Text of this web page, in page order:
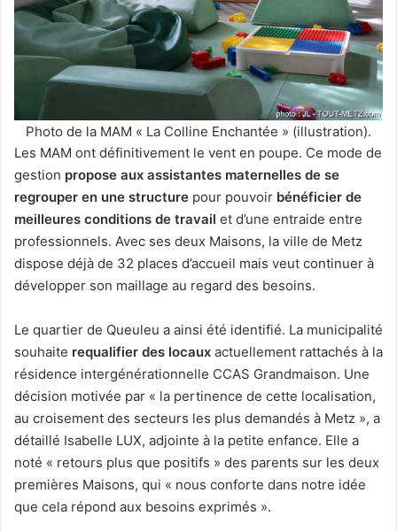
Photo de la MAM « La Colline Enchantée » (illustration).
Les MAM ont définitivement le vent en poupe. Ce mode de
gestion propose aux assistantes maternelles de se
regrouper en une structure pour pouvoir bénéficier de
meilleures conditions de travail et d’une entraide entre
professionnels. Avec ses deux Maisons, la ville de Metz
dispose déjà de 32 places d’accueil mais veut continuer à
développer son maillage au regard des besoins.
Le quartier de Queuleu a ainsi été identifié. La municipalité
souhaite requalifier des locaux actuellement rattachés à la
résidence intergénérationnelle CCAS Grandmaison. Une
décision motivée par « la pertinence de cette localisation,
au croisement des secteurs les plus demandés à Metz », a
détaillé Isabelle LUX, adjointe à la petite enfance. Elle a
noté « retours plus que positifs » des parents sur les deux
premières Maisons, qui « nous conforte dans notre idée
que cela répond aux besoins exprimés ».